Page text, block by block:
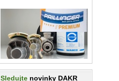
Sledujte novinky DAKR